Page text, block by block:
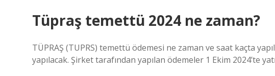
Tüpraş temettü 2024 ne zaman?
TÜPRAŞ (TUPRS) temettü ödemesi ne zaman ve saat kaçta
yapılacak. Şirket tarafından yapılan ödemeler 1 Ekim 2024’te